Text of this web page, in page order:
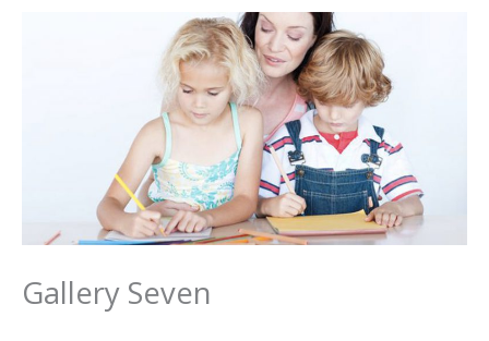
Gallery Seven